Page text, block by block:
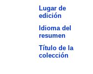
Lugar de
edición
Idioma del
resumen
Título de la
colección